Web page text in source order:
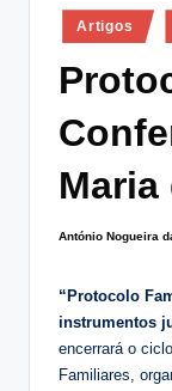
Posted
in
Artigos
Maria
Posted
António Nogueira
“Protocolo
instrumentos
encerrará o
Familiares,